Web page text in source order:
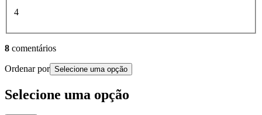
4
8 comentários
Ordenar por Selecione uma opção
Selecione uma opção